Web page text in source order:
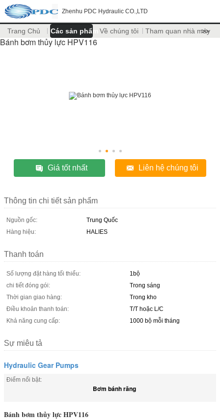
Zhenhu PDC Hydraulic CO.,LTD
Trang Chủ Các sản phẩm Về chúng tôi Tham quan nhà máy
>>
Bánh bơm thủy lực HPV116
Giá tốt nhất Liên hệ chúng tôi
Thông tin chi tiết sản phẩm
Nguồn gốc:
Trung Quốc
Hàng hiệu:
HALIES
Thanh toán
Số lượng đặt hàng tối thiểu:
1bộ
chi tiết đóng gói:
Trong sáng
Thời gian giao hàng:
Trong kho
Điều khoản thanh toán:
T/T hoặc L/C
Khả năng cung cấp:
1000 bộ mỗi tháng
Sự miêu tả
Hydraulic Gear Pumps
Điểm nổi bật:
Bơm bánh răng
Bánh bơm thủy lực HPV116